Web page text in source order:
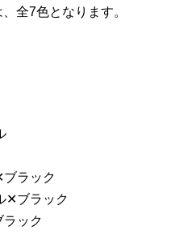
全7色となります。
ブラック
✕ブラック
ラック